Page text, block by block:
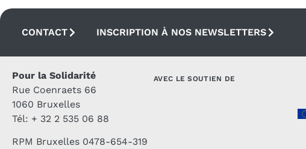
CONTACT INSCRIPTION À NOS NEWSLETTERS
Pour la Solidarité
Rue Coenraets 66
1060 Bruxelles
Tél: + 32 2 535 06 88
RPM Bruxelles 0478-654-319
AVEC LE SOUTIEN DE